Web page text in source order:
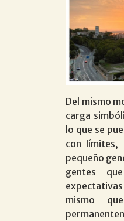
Del mismo
carga
lo que se
con límites,
pequeño
gentes
mismo